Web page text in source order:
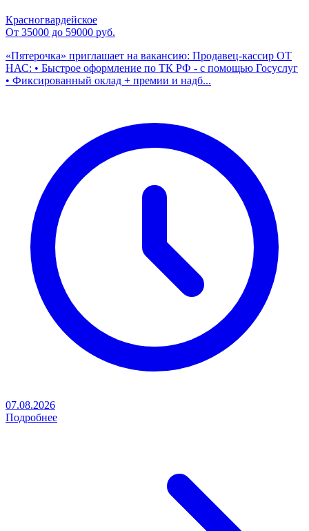
Красногвардейское
От 35000 до 59000 руб.
«Пятерочка» приглашает на вакансию: Продавец-кассир ОТ
НАС: • Быстрое оформление по ТК РФ - с помощью Госуслуг
• Фиксированный оклад + премии и надб...
07.08.2026
Подробнее